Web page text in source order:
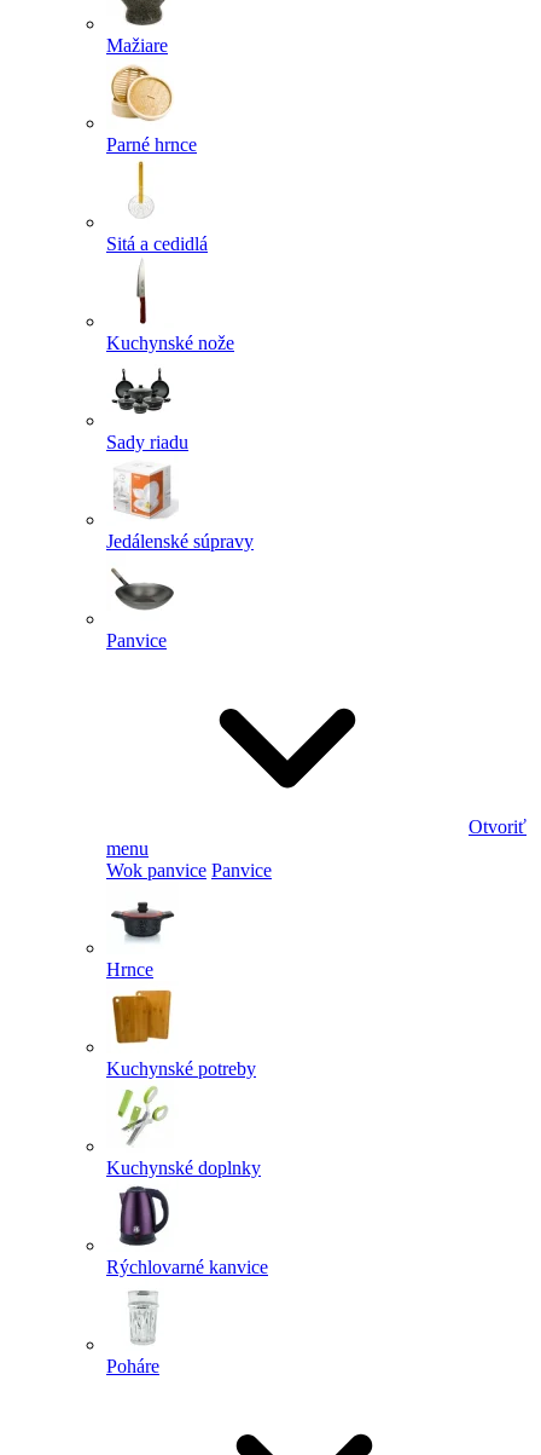
Mažiare
Parné hrnce
Sitá a cedidlá
Kuchynské nože
Sady riadu
Jedálenské súpravy
Panvice
Otvoriť
menu
Wok panvice Panvice
Hrnce
Kuchynské potreby
Kuchynské doplnky
Rýchlovarné kanvice
Poháre